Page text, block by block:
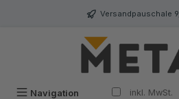
Versandpauschale
Navigation inkl. MwSt.